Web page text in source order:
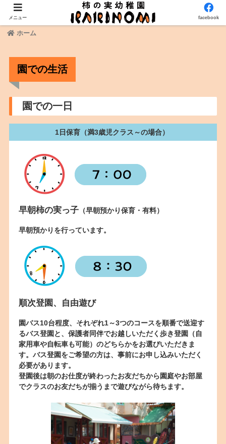
ホーム
園での生活
園での一日
1日保育（満3歳児クラス～の場合）
早朝柿の実っ子 （早朝預かり保育・有料）
早朝預かりを行っています。
順次登園、自由遊び
園バス10台程度、それぞれ1～3つのコースを順番で送迎す
るバス登園と、保護者同伴でお越しいただく歩き登園（自
家用車や自転車も可能）のどちらかをお選びいただきま
す。バス登園をご希望の方は、事前にお申し込みいただく
必要があります。
登園後は朝のお仕度が終わったお友だちから園庭やお部屋
でクラスのお友だちが揃うまで遊びながら待ちます。
メニュー facebook